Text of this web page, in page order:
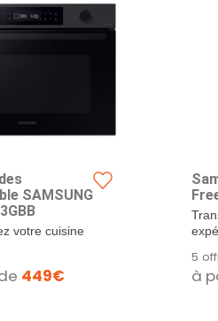
SAMSUNG
votre cuisine
SAMSUNG...
449€
5
à